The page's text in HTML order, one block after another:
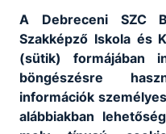
A Debreceni SZC
Szakképző Iskola és
(sütik) formájában
böngészésre
információk
alábbiakban